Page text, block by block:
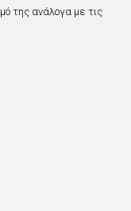
της ανάλογα με τις